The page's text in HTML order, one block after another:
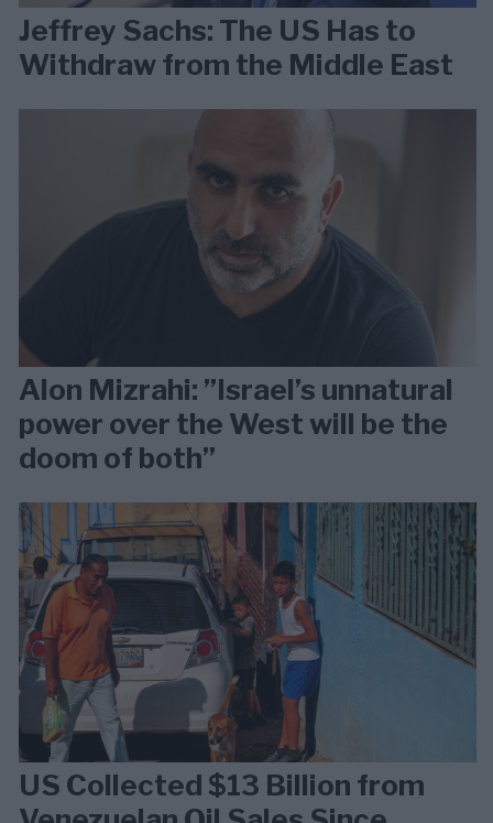
Jeffrey Sachs: The US Has to
Withdraw from the Middle East
Alon Mizrahi: ”Israel’s unnatural
power over the West will be the
doom of both”
US Collected $13 Billion from